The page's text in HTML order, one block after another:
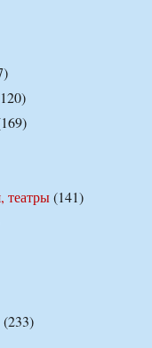
театры(141)
(233)